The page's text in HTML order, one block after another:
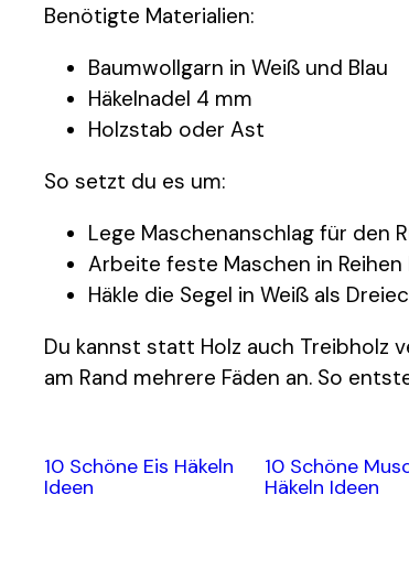
Benötigte Materialien:
Baumwollgarn in Weiß und Blau
Häkelnadel 4 mm
Holzstab oder Ast
So setzt du es um:
Lege Maschenanschlag für den
Arbeite feste Maschen in
Häkle die Segel in Weiß als
Du kannst statt Holz auch Treibholz
am Rand mehrere Fäden an. So
10 Schöne Eis Häkeln
Ideen
10 Schöne
Häkeln Ideen